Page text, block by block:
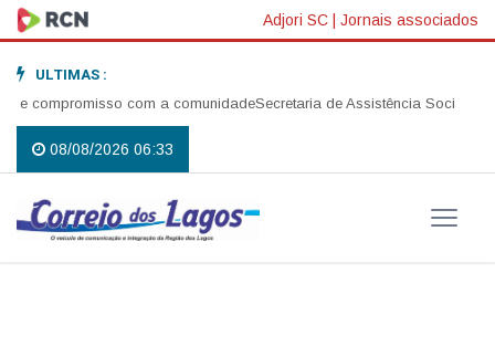
Adjori SC | Jornais associados
ULTIMAS :
com a comunidadeSecretaria de Assistência Social
08/08/2026 06:33